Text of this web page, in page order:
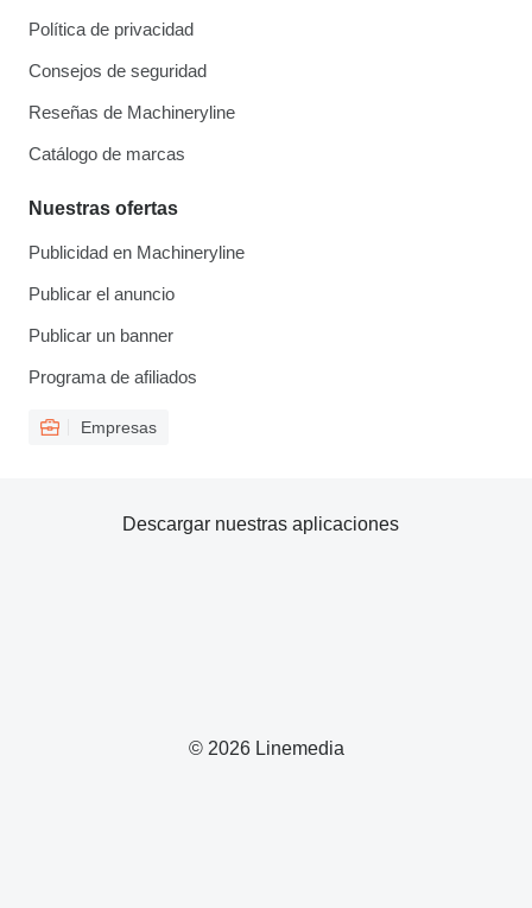
Política de privacidad
Consejos de seguridad
Reseñas de Machineryline
Catálogo de marcas
Nuestras ofertas
Publicidad en Machineryline
Publicar el anuncio
Publicar un banner
Programa de afiliados
Empresas
© 2026 Linemedia
Descargar nuestras aplicaciones